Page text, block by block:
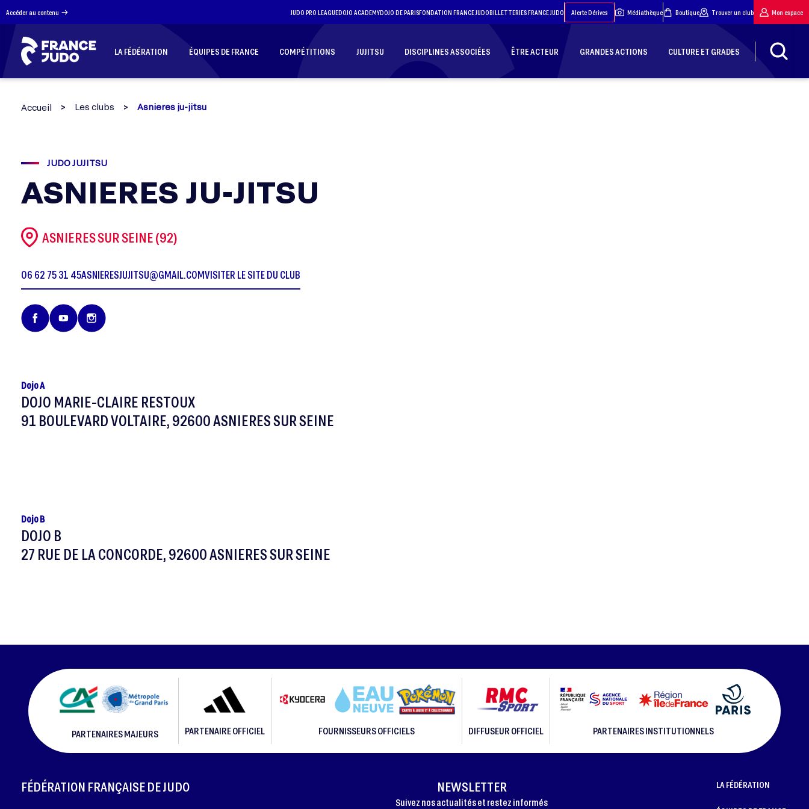
Accéder au contenu JUDO PRO LEAGUEDOJO ACADEMYDOJO DE PARISFONDATION FRANCE JUDOBILLETTERIES FRANCE JUDO Alerte Dérives Médiathèque Boutique Trouver un club Mon espace
LA FÉDÉRATION ÉQUIPES DE FRANCE COMPÉTITIONS JUJITSU DISCIPLINES ASSOCIÉES ÊTRE ACTEUR GRANDES ACTIONS CULTURE ET GRADES
Accueil Les clubs Asnieres ju-jitsu
JUDO JUJITSU
ASNIERES JU-JITSU
ASNIERES SUR SEINE (92)
06 62 75 31 45ASNIERESJUJITSU@GMAIL.COMVISITER LE SITE DU CLUB
Dojo A
DOJO MARIE-CLAIRE RESTOUX
91 BOULEVARD VOLTAIRE, 92600 ASNIERES SUR SEINE
Dojo B
DOJO B
27 RUE DE LA CONCORDE, 92600 ASNIERES SUR SEINE
PARTENAIRES MAJEURS PARTENAIRE OFFICIEL FOURNISSEURS OFFICIELS DIFFUSEUR OFFICIEL PARTENAIRES INSTITUTIONNELS
FOOTER
FÉDÉRATION FRANÇAISE DE JUDO NEWSLETTER
Suivez nos actualités et restez informés
LA FÉDÉRATION
Panneau de gestion des cookies